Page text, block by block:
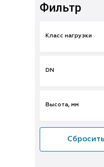
Фильтр
Класс нагрузки
DN
Высота, мм